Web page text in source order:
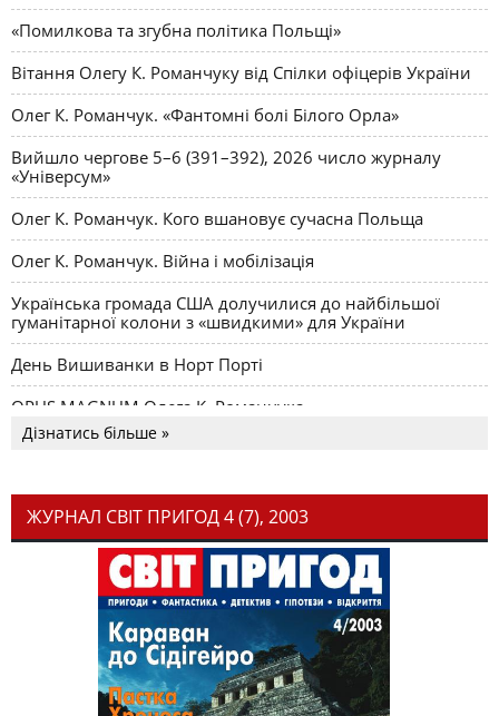
«Помилкова та згубна політика Польщі»
Вітання Олегу К. Романчуку від Спілки офіцерів України
Олег К. Романчук. «Фантомні болі Білого Орла»
Вийшло чергове 5–6 (391–392), 2026 число журналу
«Універсум»
Олег К. Романчук. Кого вшановує сучасна Польща
Олег К. Романчук. Війна і мобілізація
Українська громада США долучилися до найбільшої
гуманітарної колони з «швидкими» для України
День Вишиванки в Норт Порті
OPUS MAGNUM Олега К. Романчука
Дізнатись більше »
ЖУРНАЛ СВІТ ПРИГОД 4 (7), 2003